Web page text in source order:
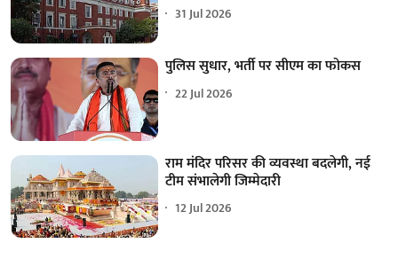
31 Jul 2026
पुलिस सुधार, भर्ती पर सीएम का फोकस
22 Jul 2026
राम मंदिर परिसर की व्यवस्था बदलेगी, नई
टीम संभालेगी जिम्मेदारी
12 Jul 2026